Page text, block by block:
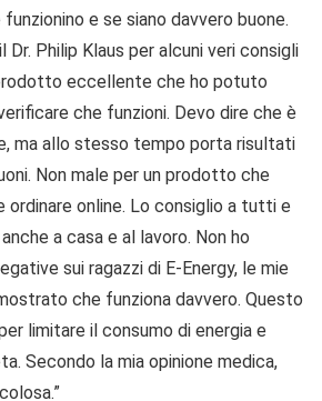
e se siano davvero buone.
Philip Klaus per alcuni veri consigli
prodotto eccellente che ho potuto
che funzioni. Devo dire che è
ma allo stesso tempo porta risultati
Non male per un prodotto che
ordinare online. Lo consiglio a tutti e
a casa e al lavoro. Non ho
sui ragazzi di E-Energy, le mie
che funziona davvero. Questo
limitare il consumo di energia e
Secondo la mia opinione medica,